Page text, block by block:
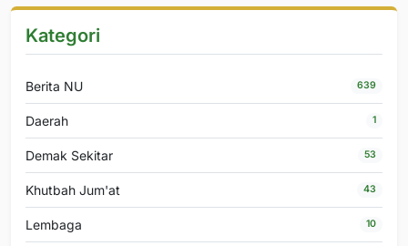
Kategori
Berita NU 639
Daerah 1
Demak Sekitar 53
Khutbah Jum'at 43
Lembaga 10